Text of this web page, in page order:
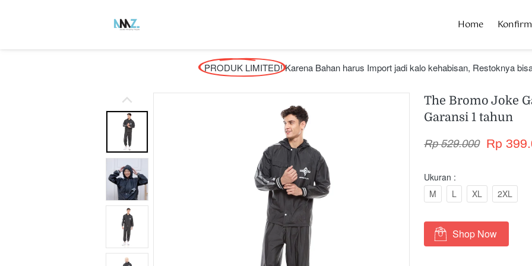
Home
Home
PRODUK LIMITED! Karena Bahan harus Import jadi kalo kehabisan, Restoknya
The Bromo Joke
Garansi 1 tahun
Rp 529.000 Rp
Ukuran :
M
L XL 2XL
` Shop Now